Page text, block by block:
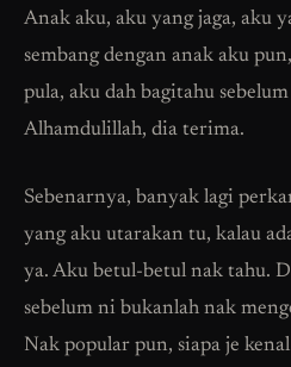
Anak aku, aku yang jaga, aku
sembang dengan anak aku
pula, aku dah bagitahu
Alhamdulillah, dia terima.
Sebenarnya, banyak lagi
yang aku utarakan tu, kalau
ya. Aku betul-betul nak tahu.
sebelum ni bukanlah nak
Nak popular pun, siapa je